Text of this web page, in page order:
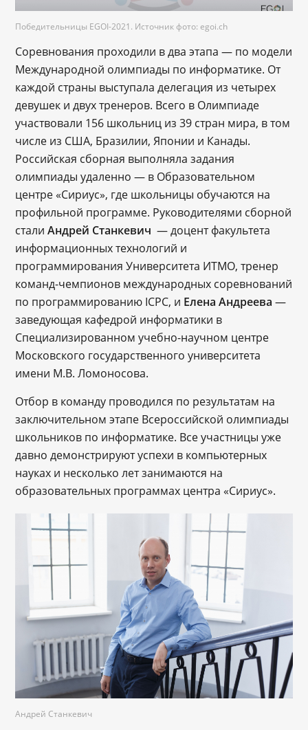
Победительницы EGOI-2021. Источник фото: egoi.ch
Соревнования проходили в два этапа — по модели
Международной олимпиады по информатике. От
каждой страны выступала делегация из четырех
девушек и двух тренеров. Всего в Олимпиаде
участвовали 156 школьниц из 39 стран мира, в том
числе из США, Бразилии, Японии и Канады.
Российская сборная выполняла задания
олимпиады удаленно — в Образовательном
центре «Сириус», где школьницы обучаются на
профильной программе. Руководителями сборной
сталиАндрей Станкевич — доцент факультета
информационных технологий и
программирования Университета ИТМО, тренер
команд-чемпионов международных соревнований
по программированию ICPC, и Елена Андреева —
заведующая кафедрой информатики в
Специализированном учебно-научном центре
Московского государственного университета
имени М.В. Ломоносова.
Отбор в команду проводился по результатам на
заключительном этапе Всероссийской олимпиады
школьников по информатике. Все участницы уже
давно демонстрируют успехи в компьютерных
науках и несколько лет занимаются на
образовательных программах центра «Сириус».
Андрей Станкевич